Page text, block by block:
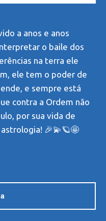
a anos e anos
o baile dos
na terra ele
ele tem o poder de
e sempre está
contra a Ordem não
por sua vida de
🎉💫🪐🤩